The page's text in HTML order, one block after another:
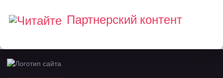
Партнерский контент